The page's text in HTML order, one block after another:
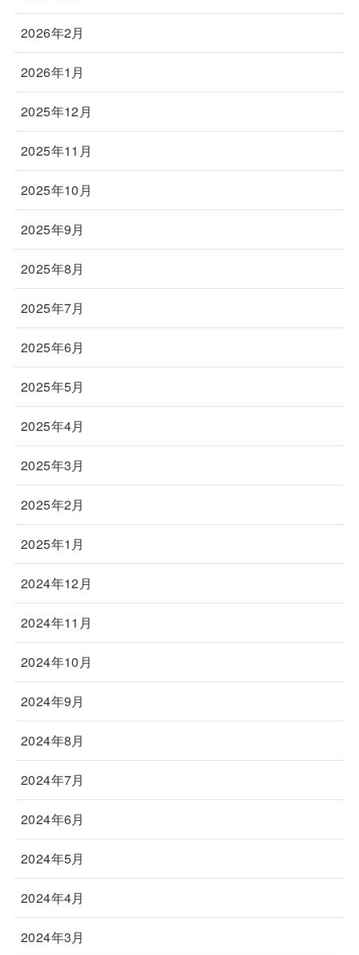
2026年2月
2026年1月
2025年12月
2025年11月
2025年10月
2025年9月
2025年8月
2025年7月
2025年6月
2025年5月
2025年4月
2025年3月
2025年2月
2025年1月
2024年12月
2024年11月
2024年10月
2024年9月
2024年8月
2024年7月
2024年6月
2024年5月
2024年4月
2024年3月